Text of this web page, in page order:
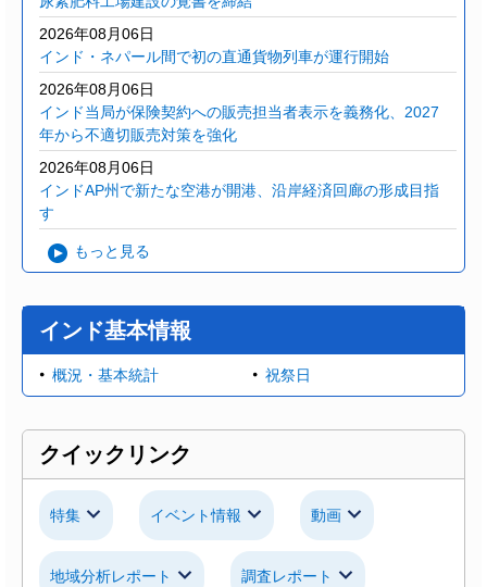
2026年08月06日
インド・ネパール間で初の直通貨物列車が運行開始
2026年08月06日
インド当局が保険契約への販売担当者表示を義務化、2027
年から不適切販売対策を強化
2026年08月06日
インドAP州で新たな空港が開港、沿岸経済回廊の形成目指
す
もっと見る
インド基本情報
概況・基本統計 祝祭日
クイックリンク
特集 イベント情報 動画
地域分析レポート 調査レポート